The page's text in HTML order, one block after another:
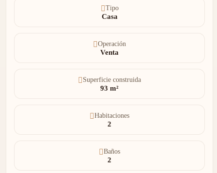
Tipo
Casa
Operación
Venta
Superficie construida
93 m²
Habitaciones
2
Baños
2